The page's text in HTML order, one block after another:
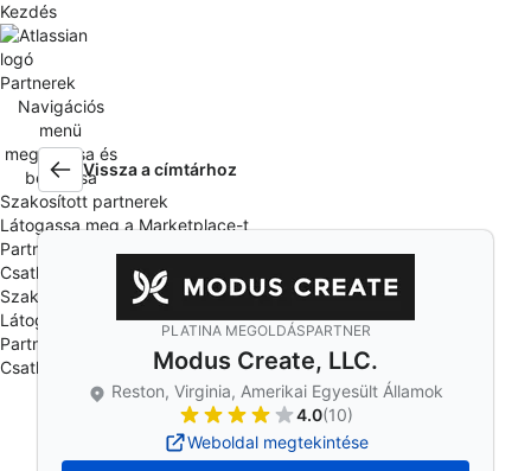
Kezdés
Partnerek
Navigációs
menü
megnyitása és
bezárása
Szakosított partnerek
Látogassa meg a Marketplace-t
Partneri események
Csatlakozás a programhoz
Szakosított partnerek
Látogassa meg a Marketplace-t
Partneri események
Csatlakozás a programhoz
Vissza a címtárhoz
PLATINA MEGOLDÁSPARTNER
Modus Create, LLC.
Reston, Virginia, Amerikai Egyesült Államok
4.0(10)
Weboldal megtekintése